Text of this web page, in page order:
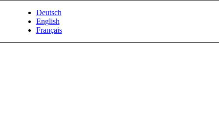
Deutsch
English
Français